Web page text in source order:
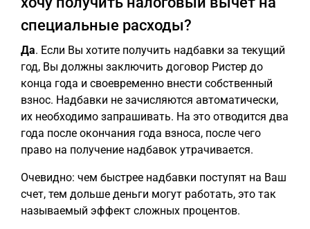
специальные расходы?
Да. Если Вы хотите получить надбавки за текущий
год, Вы должны заключить договор Ристер до
конца года и своевременно внести собственный
взнос. Надбавки не зачисляются автоматически,
их необходимо запрашивать. На это отводится два
года после окончания года взноса, после чего
право на получение надбавок утрачивается.
Очевидно: чем быстрее надбавки поступят на Ваш
счет, тем дольше деньги могут работать, это так
называемый эффект сложных процентов.